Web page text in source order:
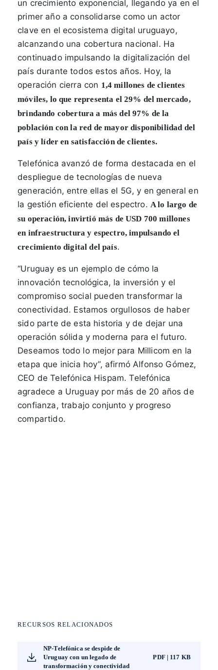
un crecimiento exponencial, llegando ya en el
primer año a consolidarse como un actor
clave en el ecosistema digital uruguayo,
alcanzando una cobertura nacional. Ha
continuado impulsando la digitalización del
país durante todos estos años. Hoy, la
operación cierra con 1,4 millones de clientes
móviles, lo que representa el 29% del mercado,
brindando cobertura a más del 97% de la
población con la red de mayor disponibilidad del
país y líder en satisfacción de clientes.
Telefónica avanzó de forma destacada en el
despliegue de tecnologías de nueva
generación, entre ellas el 5G, y en general en
la gestión eficiente del espectro. A lo largo de
su operación, invirtió más de USD 700 millones
en infraestructura y espectro, impulsando el
crecimiento digital del país.
“Uruguay es un ejemplo de cómo la
innovación tecnológica, la inversión y el
compromiso social pueden transformar la
conectividad. Estamos orgullosos de haber
sido parte de esta historia y de dejar una
operación sólida y moderna para el futuro.
Deseamos todo lo mejor para Millicom en la
etapa que inicia hoy”, afirmó Alfonso Gómez,
CEO de Telefónica Hispam. Telefónica
agradece a Uruguay por más de 20 años de
confianza, trabajo conjunto y progreso
compartido.
RECURSOS RELACIONADOS
NP-Telefónica se despide de
Uruguay con un legado de
transformación y conectividad
PDF | 117 KB